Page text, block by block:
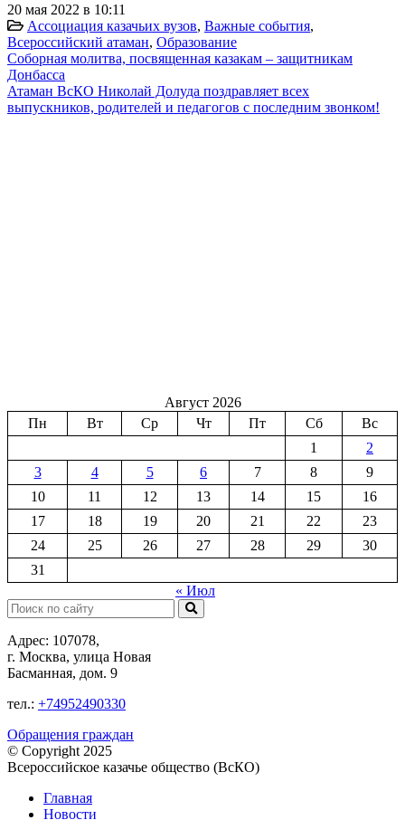
20 мая 2022 в 10:11
Ассоциация казачьих вузов, Важные события,
Всероссийский атаман, Образование
Соборная молитва, посвященная казакам – защитникам
Донбасса
Атаман ВсКО Николай Долуда поздравляет всех
выпускников, родителей и педагогов с последним звонком!
Август 2026
Пн
Вт Ср Чт Пт Сб
Вс
1
2
3
4 5 6 7 8
9
10
11 12 13 14 15
16
17
18 19 20 21 22
23
24
25 26 27 28 29
30
31
« Июл
Поиск:
Адрес: 107078,
г. Москва, улица Новая
Басманная, дом. 9
тел.: +74952490330
Обращения граждан
© Copyright 2025
Всероссийское казачье общество (ВсКО)
Главная
Новости